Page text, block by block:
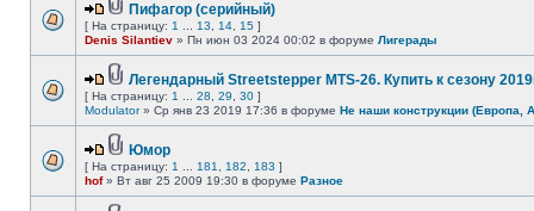
Пифагор (серийный)
[ На страницу: 1 13 14 15 ]
Denis Silantiev » Пн июн 03 2024 00:02 в форуме Лигерады
Легендарный Streetstepper MTS-26. Купить к сезону
[ На страницу: 1 28 29 30 ]
Modulator» Ср янв 23 2019 17:36 в форуме Не наши конструкции (Европа,
Юмор
[ На страницу: 1 181 182 183 ]
hof» Вт авг 25 2009 19:30 в форуме Разное